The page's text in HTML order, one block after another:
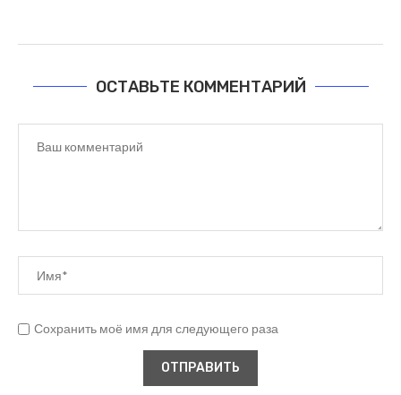
ОСТАВЬТЕ КОММЕНТАРИЙ
Сохранить моё имя для следующего раза